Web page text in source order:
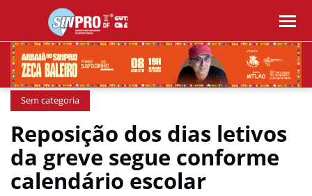
Sem categoria
Reposição dos dias letivos
da greve segue conforme
calendário escolar